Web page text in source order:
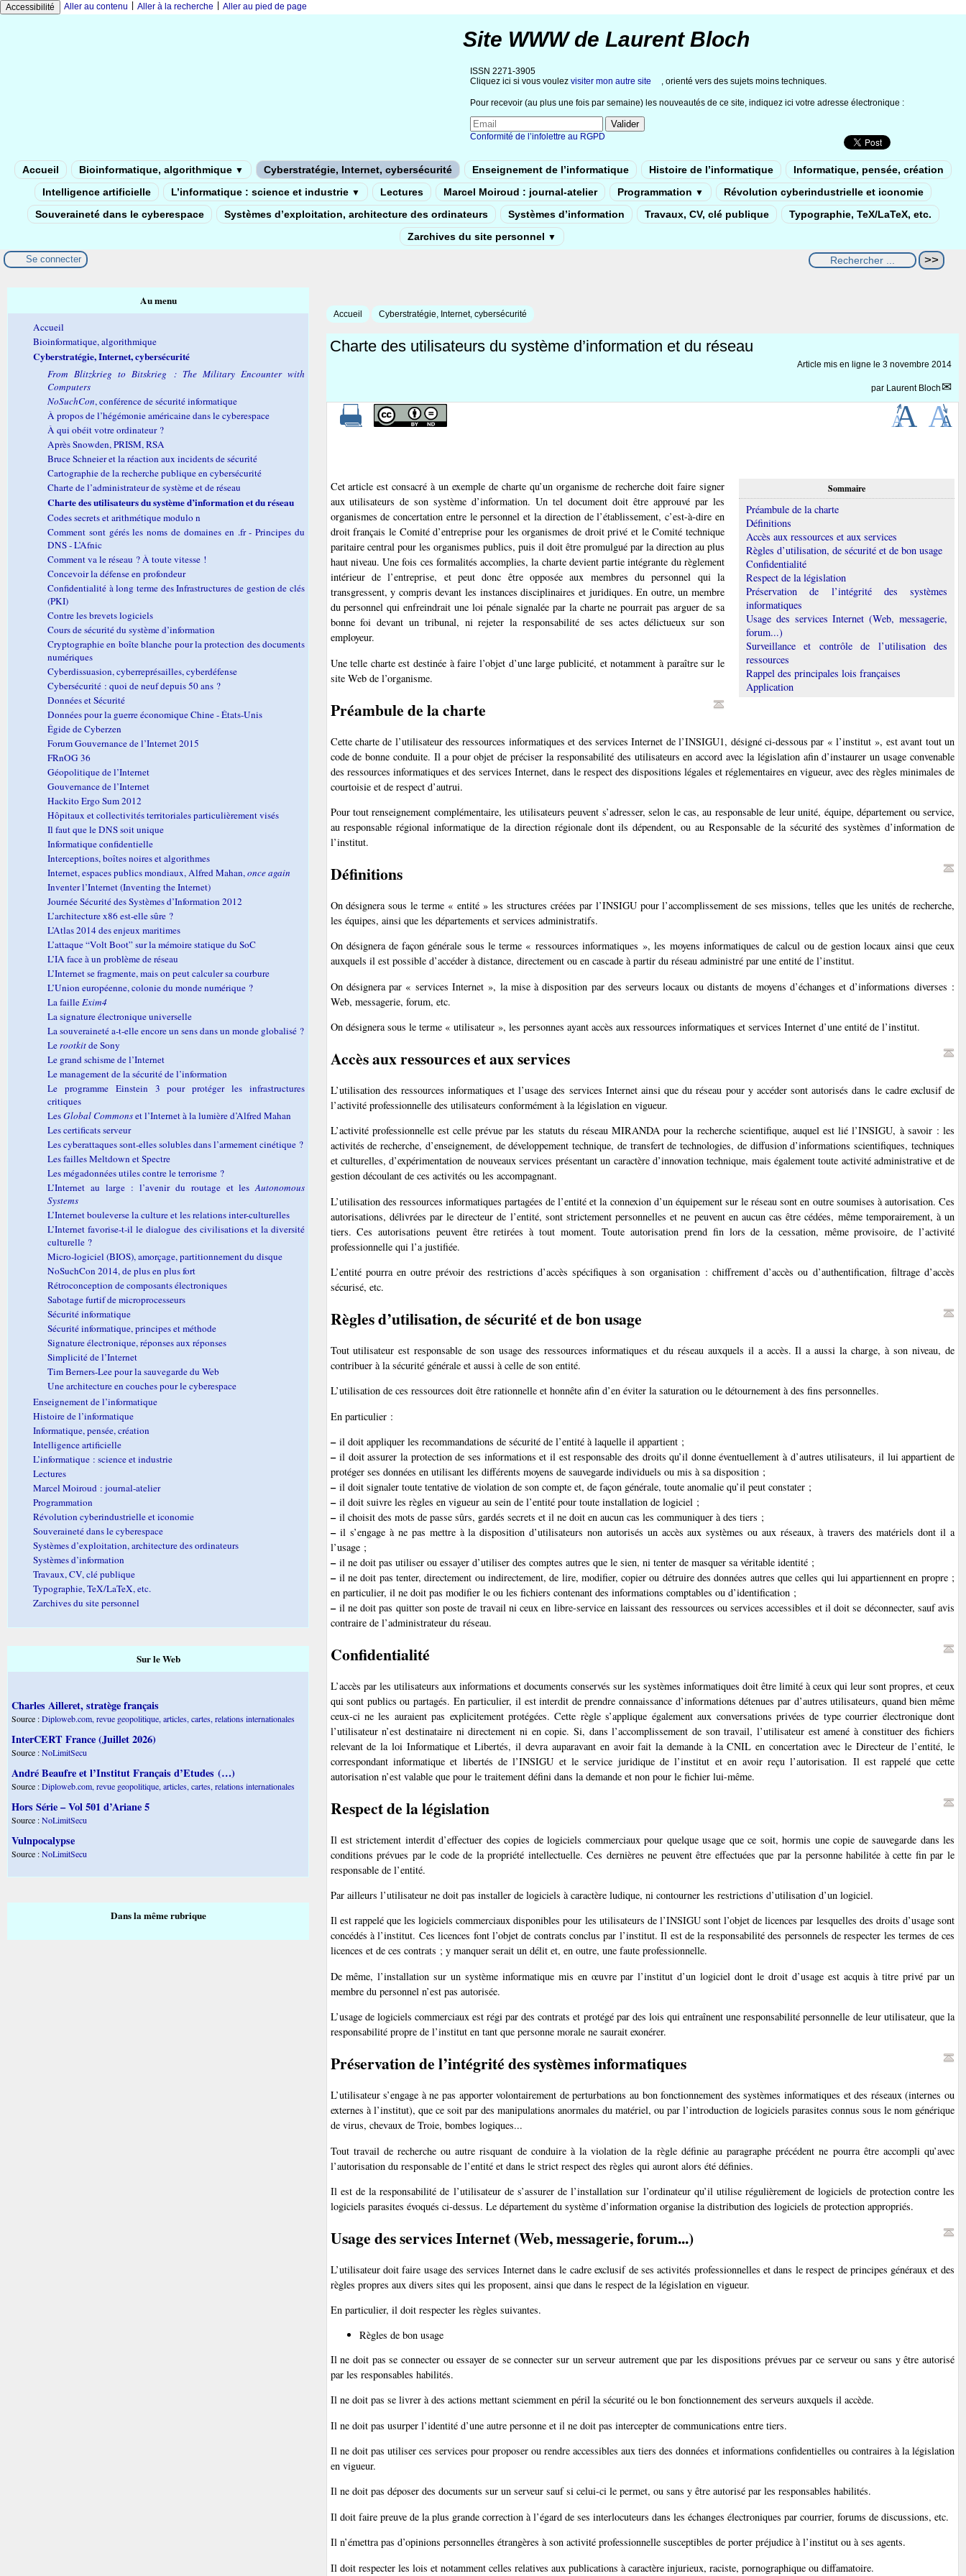
Accessibilité Aller au contenu Aller à la recherche Aller au pied de page
Site WWW de Laurent Bloch
ISSN 2271-3905
Cliquez ici si vous voulez visiter mon autre site , orienté vers des sujets moins techniques.
Pour recevoir (au plus une fois par semaine) les nouveautés de ce site, indiquez ici votre adresse électronique :
Conformité de l’infolettre au RGPD
Accueil Bioinformatique, algorithmique ▼ Cyberstratégie, Internet, cybersécurité Enseignement de l’informatique Histoire de l’informatique
Informatique, pensée, création
Intelligence artificielle
L’informatique : science et industrie ▼ Lectures Marcel Moiroud : journal-atelier Programmation ▼
Révolution cyberindustrielle et iconomie
Souveraineté dans le cyberespace
Systèmes d’exploitation, architecture des ordinateurs Systèmes d’information Travaux, CV, clé publique
Typographie, TeX/LaTeX, etc.
Zarchives du site personnel ▼
Se connecter
Accueil Cyberstratégie, Internet, cybersécurité
Charte des utilisateurs du système d’information et du réseau
Article mis en ligne le 3 novembre 2014
par Laurent Bloch
Sommaire
Préambule de la charte
Définitions
Accès aux ressources et aux services
Règles d’utilisation, de sécurité et de bon usage
Confidentialité
Respect de la législation
Préservation de l’intégrité des systèmes
informatiques
Usage des services Internet (Web, messagerie,
forum...)
Surveillance et contrôle de l’utilisation des
ressources
Rappel des principales lois françaises
Application
Cet article est consacré à un exemple de charte qu’un organisme de recherche doit faire signer
aux utilisateurs de son système d’information. Un tel document doit être approuvé par les
organismes de concertation entre le personnel et la direction de l’établissement, c’est-à-dire en
droit français le Comité d’entreprise pour les organismes de droit privé et le Comité technique
paritaire central pour les organismes publics, puis il doit être promulgué par la direction au plus
haut niveau. Une fois ces formalités accomplies, la charte devient partie intégrante du règlement
intérieur de l’entreprise, et peut donc être opposée aux membres du personnel qui la
transgressent, y compris devant les instances disciplinaires et juridiques. En outre, un membre
du personnel qui enfreindrait une loi pénale signalée par la charte ne pourrait pas arguer de sa
bonne foi devant un tribunal, ni rejeter la responsabilité de ses actes délictueux sur son
employeur.
Une telle charte est destinée à faire l’objet d’une large publicité, et notamment à paraître sur le
site Web de l’organisme.
Préambule de la charte
Cette charte de l’utilisateur des ressources informatiques et des services Internet de l’INSIGU1, désigné ci-dessous par « l’institut », est avant tout un
code de bonne conduite. Il a pour objet de préciser la responsabilité des utilisateurs en accord avec la législation afin d’instaurer un usage convenable
des ressources informatiques et des services Internet, dans le respect des dispositions légales et réglementaires en vigueur, avec des règles minimales de
courtoisie et de respect d’autrui.
Pour tout renseignement complémentaire, les utilisateurs peuvent s’adresser, selon le cas, au responsable de leur unité, équipe, département ou service,
au responsable régional informatique de la direction régionale dont ils dépendent, ou au Responsable de la sécurité des systèmes d’information de
l’institut.
Définitions
On désignera sous le terme « entité » les structures créées par l’INSIGU pour l’accomplissement de ses missions, telles que les unités de recherche,
les équipes, ainsi que les départements et services administratifs.
On désignera de façon générale sous le terme « ressources informatiques », les moyens informatiques de calcul ou de gestion locaux ainsi que ceux
auxquels il est possible d’accéder à distance, directement ou en cascade à partir du réseau administré par une entité de l’institut.
On désignera par « services Internet », la mise à disposition par des serveurs locaux ou distants de moyens d’échanges et d’informations diverses :
Web, messagerie, forum, etc.
On désignera sous le terme « utilisateur », les personnes ayant accès aux ressources informatiques et services Internet d’une entité de l’institut.
Accès aux ressources et aux services
L’utilisation des ressources informatiques et l’usage des services Internet ainsi que du réseau pour y accéder sont autorisés dans le cadre exclusif de
l’activité professionnelle des utilisateurs conformément à la législation en vigueur.
L’activité professionnelle est celle prévue par les statuts du réseau MIRANDA pour la recherche scientifique, auquel est lié l’INSIGU, à savoir : les
activités de recherche, d’enseignement, de développement technique, de transfert de technologies, de diffusion d’informations scientifiques, techniques
et culturelles, d’expérimentation de nouveaux services présentant un caractère d’innovation technique, mais également toute activité administrative et de
gestion découlant de ces activités ou les accompagnant.
L’utilisation des ressources informatiques partagées de l’entité et la connexion d’un équipement sur le réseau sont en outre soumises à autorisation. Ces
autorisations, délivrées par le directeur de l’entité, sont strictement personnelles et ne peuvent en aucun cas être cédées, même temporairement, à un
tiers. Ces autorisations peuvent être retirées à tout moment. Toute autorisation prend fin lors de la cessation, même provisoire, de l’activité
professionnelle qui l’a justifiée.
L’entité pourra en outre prévoir des restrictions d’accès spécifiques à son organisation : chiffrement d’accès ou d’authentification, filtrage d’accès
sécurisé, etc.
Règles d’utilisation, de sécurité et de bon usage
Tout utilisateur est responsable de son usage des ressources informatiques et du réseau auxquels il a accès. Il a aussi la charge, à son niveau, de
contribuer à la sécurité générale et aussi à celle de son entité.
L’utilisation de ces ressources doit être rationnelle et honnête afin d’en éviter la saturation ou le détournement à des fins personnelles.
En particulier :
–il doit appliquer les recommandations de sécurité de l’entité à laquelle il appartient ;
–il doit assurer la protection de ses informations et il est responsable des droits qu’il donne éventuellement à d’autres utilisateurs, il lui appartient de
protéger ses données en utilisant les différents moyens de sauvegarde individuels ou mis à sa disposition ;
–il doit signaler toute tentative de violation de son compte et, de façon générale, toute anomalie qu’il peut constater ;
–il doit suivre les règles en vigueur au sein de l’entité pour toute installation de logiciel ;
–il choisit des mots de passe sûrs, gardés secrets et il ne doit en aucun cas les communiquer à des tiers ;
–il s’engage à ne pas mettre à la disposition d’utilisateurs non autorisés un accès aux systèmes ou aux réseaux, à travers des matériels dont il a
l’usage ;
–il ne doit pas utiliser ou essayer d’utiliser des comptes autres que le sien, ni tenter de masquer sa véritable identité ;
–il ne doit pas tenter, directement ou indirectement, de lire, modifier, copier ou détruire des données autres que celles qui lui appartiennent en propre ;
en particulier, il ne doit pas modifier le ou les fichiers contenant des informations comptables ou d’identification ;
–il ne doit pas quitter son poste de travail ni ceux en libre-service en laissant des ressources ou services accessibles et il doit se déconnecter, sauf avis
contraire de l’administrateur du réseau.
Confidentialité
L’accès par les utilisateurs aux informations et documents conservés sur les systèmes informatiques doit être limité à ceux qui leur sont propres, et ceux
qui sont publics ou partagés. En particulier, il est interdit de prendre connaissance d’informations détenues par d’autres utilisateurs, quand bien même
ceux-ci ne les auraient pas explicitement protégées. Cette règle s’applique également aux conversations privées de type courrier électronique dont
l’utilisateur n’est destinataire ni directement ni en copie. Si, dans l’accomplissement de son travail, l’utilisateur est amené à constituer des fichiers
relevant de la loi Informatique et Libertés, il devra auparavant en avoir fait la demande à la CNIL en concertation avec le Directeur de l’entité, le
correspondant informatique et libertés de l’INSIGU et le service juridique de l’institut et en avoir reçu l’autorisation. Il est rappelé que cette
autorisation n’est valable que pour le traitement défini dans la demande et non pour le fichier lui-même.
Respect de la législation
Il est strictement interdit d’effectuer des copies de logiciels commerciaux pour quelque usage que ce soit, hormis une copie de sauvegarde dans les
conditions prévues par le code de la propriété intellectuelle. Ces dernières ne peuvent être effectuées que par la personne habilitée à cette fin par le
responsable de l’entité.
Par ailleurs l’utilisateur ne doit pas installer de logiciels à caractère ludique, ni contourner les restrictions d’utilisation d’un logiciel.
Il est rappelé que les logiciels commerciaux disponibles pour les utilisateurs de l’INSIGU sont l’objet de licences par lesquelles des droits d’usage sont
concédés à l’institut. Ces licences font l’objet de contrats conclus par l’institut. Il est de la responsabilité des personnels de respecter les termes de ces
licences et de ces contrats ; y manquer serait un délit et, en outre, une faute professionnelle.
De même, l’installation sur un système informatique mis en œuvre par l’institut d’un logiciel dont le droit d’usage est acquis à titre privé par un
membre du personnel n’est pas autorisée.
L’usage de logiciels commerciaux est régi par des contrats et protégé par des lois qui entraînent une responsabilité personnelle de leur utilisateur, que la
responsabilité propre de l’institut en tant que personne morale ne saurait exonérer.
Préservation de l’intégrité des systèmes informatiques
L’utilisateur s’engage à ne pas apporter volontairement de perturbations au bon fonctionnement des systèmes informatiques et des réseaux (internes ou
externes à l’institut), que ce soit par des manipulations anormales du matériel, ou par l’introduction de logiciels parasites connus sous le nom générique
de virus, chevaux de Troie, bombes logiques...
Tout travail de recherche ou autre risquant de conduire à la violation de la règle définie au paragraphe précédent ne pourra être accompli qu’avec
l’autorisation du responsable de l’entité et dans le strict respect des règles qui auront alors été définies.
Il est de la responsabilité de l’utilisateur de s’assurer de l’installation sur l’ordinateur qu’il utilise régulièrement de logiciels de protection contre les
logiciels parasites évoqués ci-dessus. Le département du système d’information organise la distribution des logiciels de protection appropriés.
Usage des services Internet (Web, messagerie, forum...)
L’utilisateur doit faire usage des services Internet dans le cadre exclusif de ses activités professionnelles et dans le respect de principes généraux et des
règles propres aux divers sites qui les proposent, ainsi que dans le respect de la législation en vigueur.
En particulier, il doit respecter les règles suivantes.
Règles de bon usage
Il ne doit pas se connecter ou essayer de se connecter sur un serveur autrement que par les dispositions prévues par ce serveur ou sans y être autorisé
par les responsables habilités.
Il ne doit pas se livrer à des actions mettant sciemment en péril la sécurité ou le bon fonctionnement des serveurs auxquels il accède.
Il ne doit pas usurper l’identité d’une autre personne et il ne doit pas intercepter de communications entre tiers.
Il ne doit pas utiliser ces services pour proposer ou rendre accessibles aux tiers des données et informations confidentielles ou contraires à la législation
en vigueur.
Il ne doit pas déposer des documents sur un serveur sauf si celui-ci le permet, ou sans y être autorisé par les responsables habilités.
Il doit faire preuve de la plus grande correction à l’égard de ses interlocuteurs dans les échanges électroniques par courrier, forums de discussions, etc.
Il n’émettra pas d’opinions personnelles étrangères à son activité professionnelle susceptibles de porter préjudice à l’institut ou à ses agents.
Il doit respecter les lois et notamment celles relatives aux publications à caractère injurieux, raciste, pornographique ou diffamatoire.
Au menu
Accueil
Bioinformatique, algorithmique
Cyberstratégie, Internet, cybersécurité
From Blitzkrieg to Bitskrieg : The Military Encounter with
Computers
NoSuchCon, conférence de sécurité informatique
À propos de l’hégémonie américaine dans le cyberespace
À qui obéit votre ordinateur ?
Après Snowden, PRISM, RSA
Bruce Schneier et la réaction aux incidents de sécurité
Cartographie de la recherche publique en cybersécurité
Charte de l’administrateur de système et de réseau
Charte des utilisateurs du système d’information et du réseau
Codes secrets et arithmétique modulo n
Comment sont gérés les noms de domaines en .fr - Principes du
DNS - L’Afnic
Comment va le réseau ? À toute vitesse !
Concevoir la défense en profondeur
Confidentialité à long terme des Infrastructures de gestion de clés
(PKI)
Contre les brevets logiciels
Cours de sécurité du système d’information
Cryptographie en boîte blanche pour la protection des documents
numériques
Cyberdissuasion, cyberreprésailles, cyberdéfense
Cybersécurité : quoi de neuf depuis 50 ans ?
Données et Sécurité
Données pour la guerre économique Chine - États-Unis
Égide de Cyberzen
Forum Gouvernance de l’Internet 2015
FRnOG 36
Géopolitique de l’Internet
Gouvernance de l’Internet
Hackito Ergo Sum 2012
Hôpitaux et collectivités territoriales particulièrement visés
Il faut que le DNS soit unique
Informatique confidentielle
Interceptions, boîtes noires et algorithmes
Internet, espaces publics mondiaux, Alfred Mahan,once again
Inventer l’Internet (Inventing the Internet)
Journée Sécurité des Systèmes d’Information 2012
L’architecture x86 est-elle sûre ?
L’Atlas 2014 des enjeux maritimes
L’attaque “Volt Boot” sur la mémoire statique du SoC
L’IA face à un problème de réseau
L’Internet se fragmente, mais on peut calculer sa courbure
L’Union européenne, colonie du monde numérique ?
La failleExim4
La signature électronique universelle
La souveraineté a-t-elle encore un sens dans un monde globalisé ?
Lerootkitde Sony
Le grand schisme de l’Internet
Le management de la sécurité de l’information
Le programme Einstein 3 pour protéger les infrastructures
critiques
LesGlobal Commonset l’Internet à la lumière d’Alfred Mahan
Les certificats serveur
Les cyberattaques sont-elles solubles dans l’armement cinétique ?
Les failles Meltdown et Spectre
Les mégadonnées utiles contre le terrorisme ?
L’Internet au large : l’avenir du routage et lesAutonomous
Systems
L’Internet bouleverse la culture et les relations inter-culturelles
L’Internet favorise-t-il le dialogue des civilisations et la diversité
culturelle ?
Micro-logiciel (BIOS), amorçage, partitionnement du disque
NoSuchCon 2014, de plus en plus fort
Rétroconception de composants électroniques
Sabotage furtif de microprocesseurs
Sécurité informatique
Sécurité informatique, principes et méthode
Signature électronique, réponses aux réponses
Simplicité de l’Internet
Tim Berners-Lee pour la sauvegarde du Web
Une architecture en couches pour le cyberespace
Enseignement de l’informatique
Histoire de l’informatique
Informatique, pensée, création
Intelligence artificielle
L’informatique : science et industrie
Lectures
Marcel Moiroud : journal-atelier
Programmation
Révolution cyberindustrielle et iconomie
Souveraineté dans le cyberespace
Systèmes d’exploitation, architecture des ordinateurs
Systèmes d’information
Travaux, CV, clé publique
Typographie, TeX/LaTeX, etc.
Zarchives du site personnel
Sur le Web
Charles Ailleret, stratège français
Source :Diploweb.com, revue geopolitique, articles, cartes, relations internationales
InterCERT France (Juillet 2026)
Source :NoLimitSecu
André Beaufre et l’Institut Français d’Etudes (…)
Source :Diploweb.com, revue geopolitique, articles, cartes, relations internationales
Hors Série – Vol 501 d’Ariane 5
Source :NoLimitSecu
Vulnpocalypse
Source :NoLimitSecu
Dans la même rubrique